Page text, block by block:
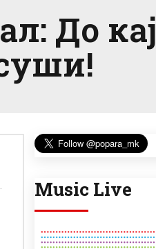
До кај
Music Live